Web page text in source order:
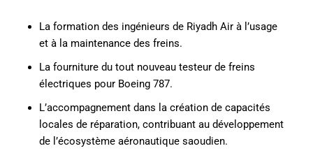
La formation des ingénieurs de Riyadh Air à l’usage
et à la maintenance des freins.
La fourniture du tout nouveau testeur de freins
électriques pour Boeing 787.
L’accompagnement dans la création de capacités
locales de réparation, contribuant au développement
de l’écosystème aéronautique saoudien.